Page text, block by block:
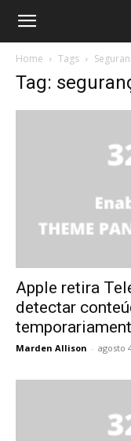
Home Tags
Tag:
Apple retira
detectar
Marden Allison - agosto